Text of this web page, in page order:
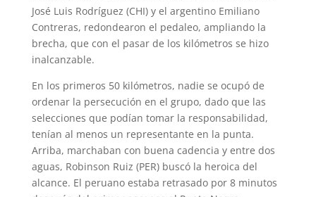
José Luis Rodríguez (CHI) y el argentino Emiliano
Contreras, redondearon el pedaleo, ampliando la
brecha, que con el pasar de los kilómetros se hizo
inalcanzable.
En los primeros 50 kilómetros, nadie se ocupó de
ordenar la persecución en el grupo, dado que las
selecciones que podían tomar la responsabilidad,
tenían al menos un representante en la punta.
Arriba, marchaban con buena cadencia y entre dos
aguas, Robinson Ruiz (PER) buscó la heroica del
alcance. El peruano estaba retrasado por 8 minutos